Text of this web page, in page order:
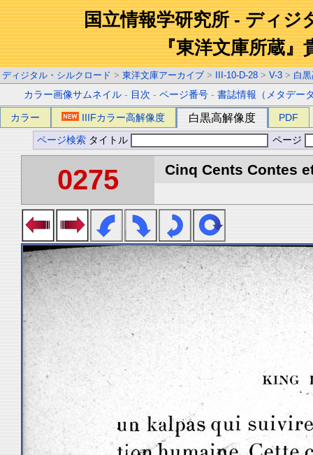
国立情報学研究所 - ディジ
『東洋文庫所蔵』
ディジタル・シルクロード > 東洋文庫アーカイブ > III-10-D-28 > V-3 > 白
カラー画像サムネイル - 目次 -ページ番号 -書誌情報（メタデー
カラー IIIFカラー高解像度 白黒高解像度 PDF
ページ検索 タイトル ページ
0275 Cinq Cents Contes